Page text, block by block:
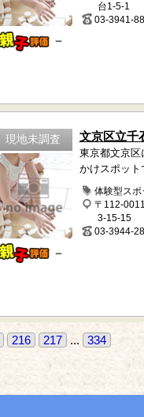
－
台1-5-1
03-3941-
現地未調査
－
文京区立千
東京都文京区
かけスポット
体験型スポ
〒112-
3-15-15
03-3944-
216 217 ... 334